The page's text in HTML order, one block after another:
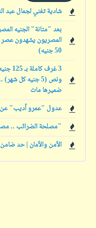
شادية تغني لجمال عبد
50 جنيه)
ضميرها مات
عدول "عمرو أديب" عن
"مصلحة الضرائب ..
الأمن والأمان | حد